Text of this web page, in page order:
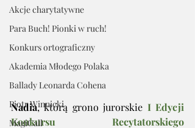
Akcje charytatywne
Para Buch! Pionki w ruch!
Konkurs ortograficzny
Akademia Młodego Polaka
Ballady Leonarda Cohena
Piotr Winnicki
MagiCall
Nadia, którą grono jurorskie I Edycji
Konkursu Recytatorskiego